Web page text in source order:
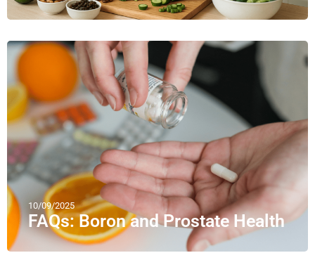
10/09/2025
FAQs: Boron and Prostate Health